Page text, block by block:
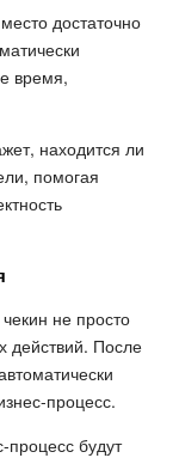
достаточно
время,
находится ли
помогая
не просто
действий. После
процесс.
процесс будут